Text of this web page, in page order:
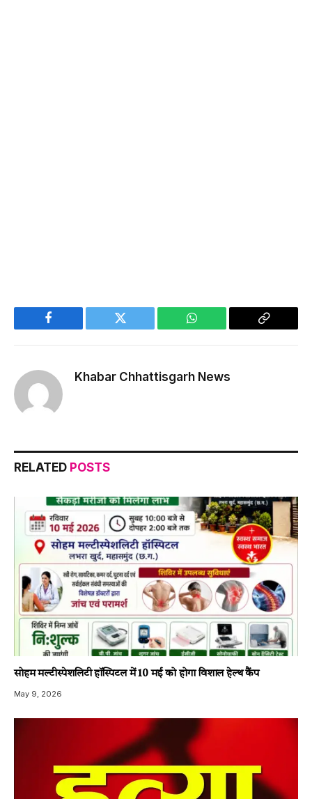
Facebook Twitter WhatsApp
Copy
Khabar Chhattisgarh News
RELATED POSTS
सोहम मल्टीस्पेशलिटी हॉस्पिटल में 10 मई को होगा विशाल हेल्थ कैंप
May 9, 2026